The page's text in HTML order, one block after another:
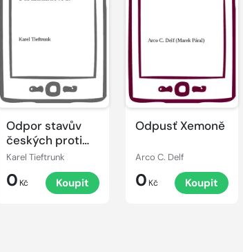
Odpor stavův
českých proti
Ferdinandovi I.
Karel Tieftrunk
0 Kč Koupit
Odpusť Xemoně
Arco C. Delf
0 Kč Koupit